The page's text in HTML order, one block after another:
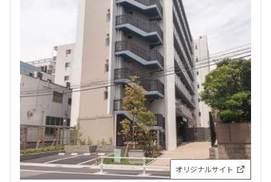
お問合せ
８０２
243,000円15,000円
1.0ヶ月 1.0ヶ月
2LDK+N60.80㎡
三井の賃貸 駅近 ペット可 オリジナルサイト